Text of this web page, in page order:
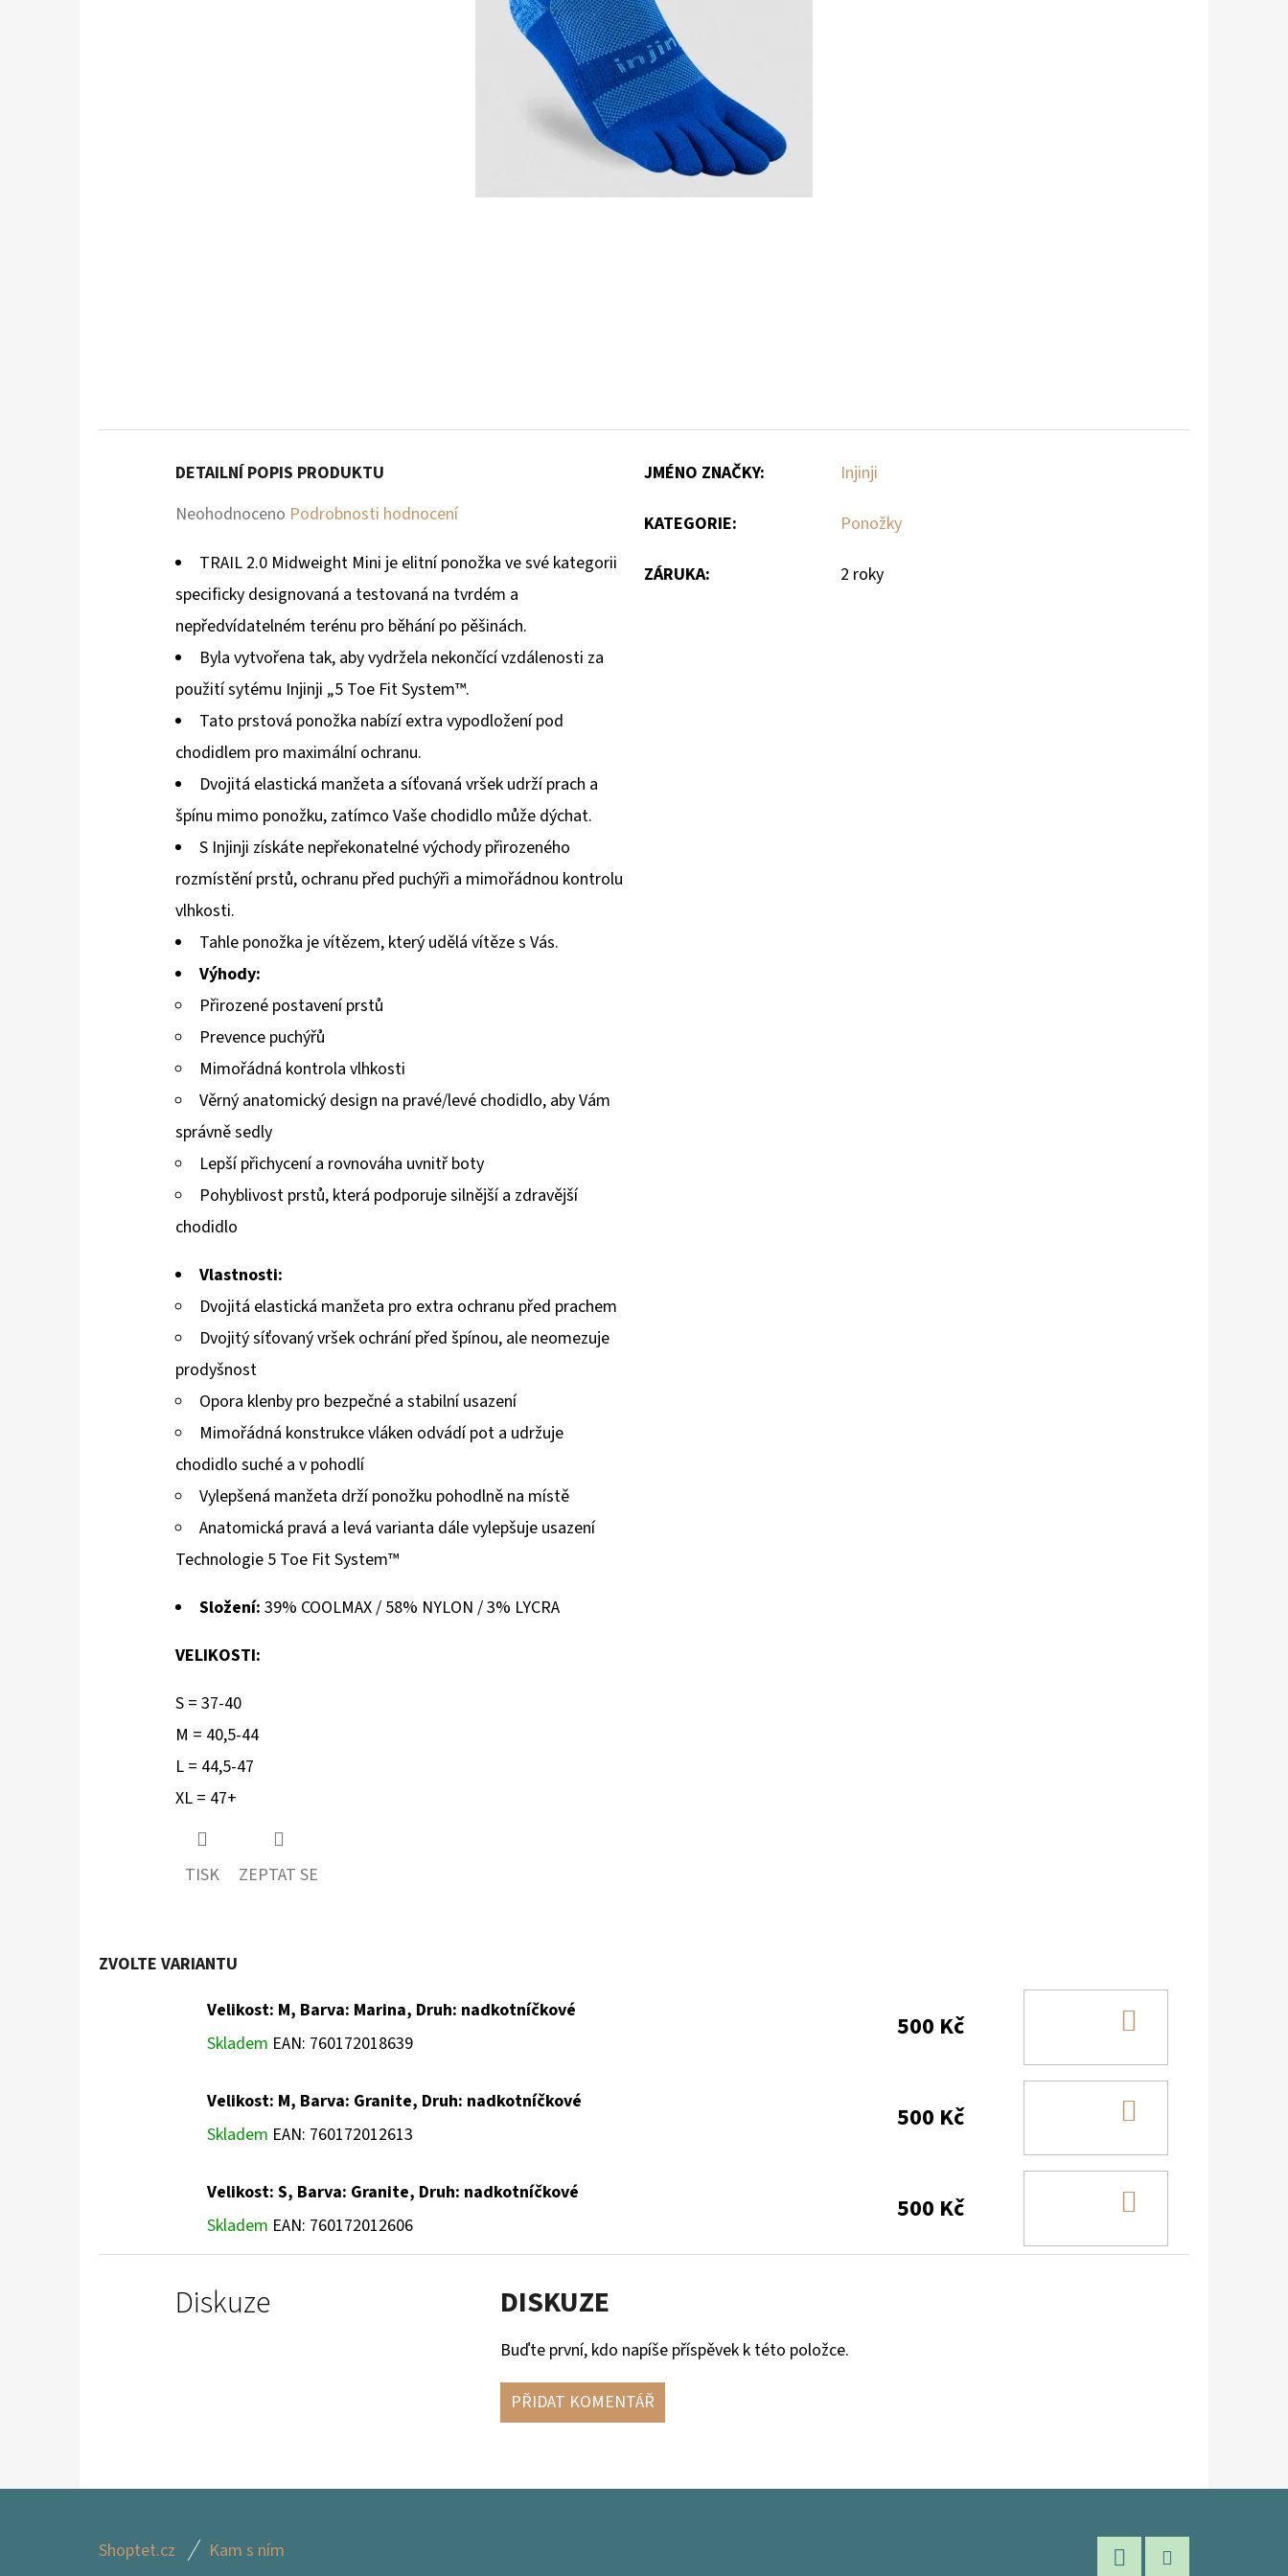
DETAILNÍ POPIS PRODUKTU
Průměrné
produktu
je
0,0
5
hvězdiček.
Neohodnoceno Podrobnosti hodnocení
TRAIL 2.0 Midweight Mini je elitní ponožka ve své kategorii
specificky designovaná a testovaná na tvrdém a
nepředvídatelném terénu pro běhání po pěšinách.
Byla vytvořena tak, aby vydržela nekončící vzdálenosti za
použití sytému Injinji „5 Toe Fit System™.
Tato prstová ponožka nabízí extra vypodložení pod
chodidlem pro maximální ochranu.
Dvojitá elastická manžeta a síťovaná vršek udrží prach a
špínu mimo ponožku, zatímco Vaše chodidlo může dýchat.
S Injinji získáte nepřekonatelné východy přirozeného
rozmístění prstů, ochranu před puchýři a mimořádnou kontrolu
vlhkosti.
Tahle ponožka je vítězem, který udělá vítěze s Vás.
Výhody:
Přirozené postavení prstů
Prevence puchýřů
Mimořádná kontrola vlhkosti
Věrný anatomický design na pravé/levé chodidlo, aby Vám
správně sedly
Lepší přichycení a rovnováha uvnitř boty
Pohyblivost prstů, která podporuje silnější a zdravější
chodidlo
Vlastnosti:
Dvojitá elastická manžeta pro extra ochranu před prachem
Dvojitý síťovaný vršek ochrání před špínou, ale neomezuje
prodyšnost
Opora klenby pro bezpečné a stabilní usazení
Mimořádná konstrukce vláken odvádí pot a udržuje
chodidlo suché a v pohodlí
Vylepšená manžeta drží ponožku pohodlně na místě
Anatomická pravá a levá varianta dále vylepšuje usazení
Technologie 5 Toe Fit System™
Složení: 39% COOLMAX / 58% NYLON / 3% LYCRA
VELIKOSTI:
S = 37-40
M = 40,5-44
L = 44,5-47
XL = 47+
TISK ZEPTAT SE
JMÉNO ZNAČKY: Injinji
KATEGORIE: Ponožky
ZÁRUKA: 2 roky
ZVOLTE VARIANTU
Velikost: M, Barva: Marina, Druh: nadkotníčkové
Skladem EAN: 760172018639
500 Kč
Velikost: M, Barva: Granite, Druh: nadkotníčkové
Skladem EAN: 760172012613
500 Kč
Velikost: S, Barva: Granite, Druh: nadkotníčkové
Skladem EAN: 760172012606
500 Kč
Diskuze DISKUZE
Buďte první, kdo napíše příspěvek k této položce.
PŘIDAT KOMENTÁŘ
Shoptet.cz Kam s ním